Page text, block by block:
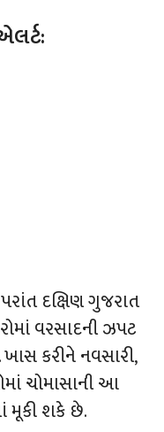
દક્ષિણ ગુજરાત
વરસાદની ઝપટ
કરીને નવસારી,
ચોમાસાની આ
મૂકી શકે છે.